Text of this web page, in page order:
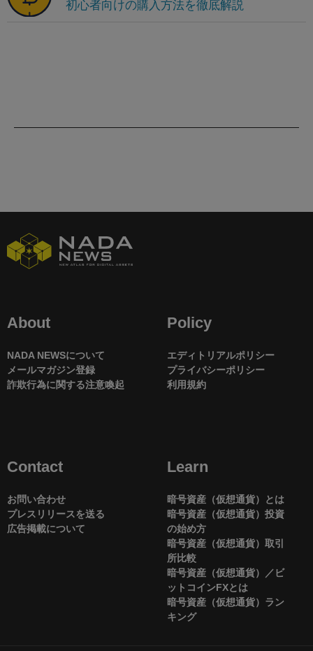
About
NADA NEWSについて
メールマガジン登録
詐欺行為に関する注意喚起
Policy
エディトリアルポリシー
プライバシーポリシー
利用規約
Contact
お問い合わせ
プレスリリースを送る
広告掲載について
Learn
暗号資産（仮想通貨）とは
暗号資産（仮想通貨）投資
の始め方
暗号資産（仮想通貨）取引
所比較
暗号資産（仮想通貨）／ビ
ットコインFXとは
暗号資産（仮想通貨）ラン
キング